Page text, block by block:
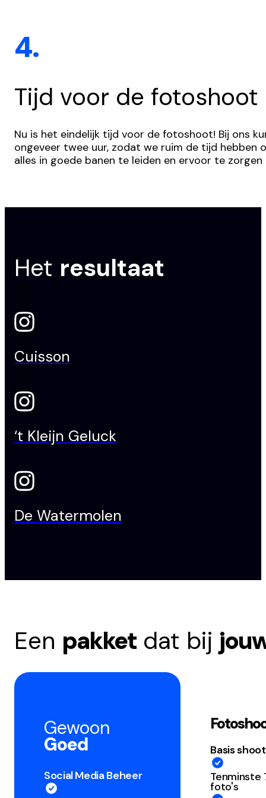
4.
Tijd voor de fotoshoot
Nu is het eindelijk tijd voor de fotoshoot! Bij ons
ongeveer twee uur, zodat we ruim de tijd hebben
alles in goede banen te leiden en ervoor te
Het resultaat
Cuisson
‘t Kleijn Geluck
De Watermolen
Een pakket dat bij
Gewoon
Goed
Social Media Beheer
Basis shoot
Tenminste
foto's